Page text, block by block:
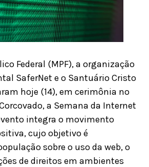
Federal (MPF), a organização
SaferNet e o Santuário Cristo
hoje (14), em cerimônia no
a Semana da Internet
integra o movimento
cujo objetivo é
sobre o uso da web, o
de direitos em ambientes